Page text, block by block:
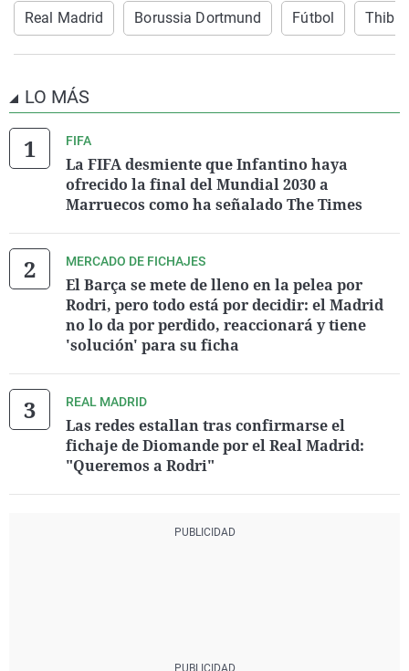
Real Madrid Borussia Dortmund Fútbol
LO MÁS
FIFA
La FIFA desmiente que Infantino haya
ofrecido la final del Mundial 2030 a
Marruecos como ha señalado The Times
MERCADO DE FICHAJES
El Barça se mete de lleno en la pelea por
Rodri, pero todo está por decidir: el Madrid
no lo da por perdido, reaccionará y tiene
'solución' para su ficha
REAL MADRID
Las redes estallan tras confirmarse el
fichaje de Diomande por el Real Madrid:
"Queremos a Rodri"